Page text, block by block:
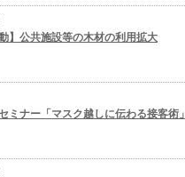
動】公共施設等の木材の利用拡大
ミナー「マスク越しに伝わる接客術」